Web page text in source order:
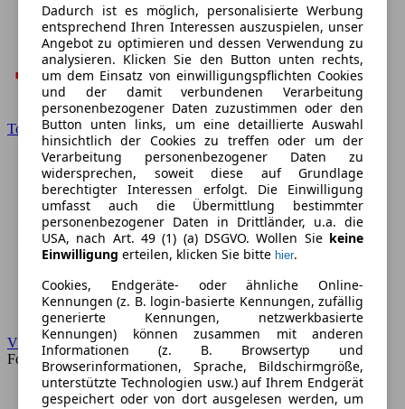
Toyota
VW
Forum
Dadurch ist es möglich, personalisierte Werbung
entsprechend Ihren Interessen auszuspielen, unser
Angebot zu optimieren und dessen Verwendung zu
analysieren. Klicken Sie den Button unten rechts,
um dem Einsatz von einwilligungspflichten Cookies
und der damit verbundenen Verarbeitung
personenbezogener Daten zuzustimmen oder den
Button unten links, um eine detaillierte Auswahl
hinsichtlich der Cookies zu treffen oder um der
Verarbeitung personenbezogener Daten zu
widersprechen, soweit diese auf Grundlage
berechtigter Interessen erfolgt. Die Einwilligung
umfasst auch die Übermittlung bestimmter
personenbezogener Daten in Drittländer, u.a. die
USA, nach Art. 49 (1) (a) DSGVO. Wollen Sie keine
Einwilligung erteilen, klicken Sie bitte hier.
Cookies, Endgeräte- oder ähnliche Online-
Kennungen (z. B. login-basierte Kennungen, zufällig
generierte Kennungen, netzwerkbasierte
Kennungen) können zusammen mit anderen
Informationen (z. B. Browsertyp und
Browserinformationen, Sprache, Bildschirmgröße,
unterstützte Technologien usw.) auf Ihrem Endgerät
gespeichert oder von dort ausgelesen werden, um